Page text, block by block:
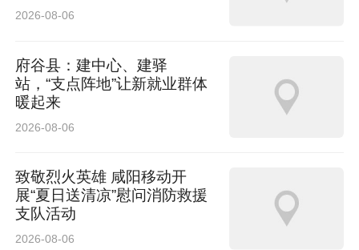
2026-08-06
府谷县：建中心、建驿
站，“支点阵地”让新就业群体
暖起来
2026-08-06
致敬烈火英雄 咸阳移动开
展“夏日送清凉”慰问消防救援
支队活动
2026-08-06